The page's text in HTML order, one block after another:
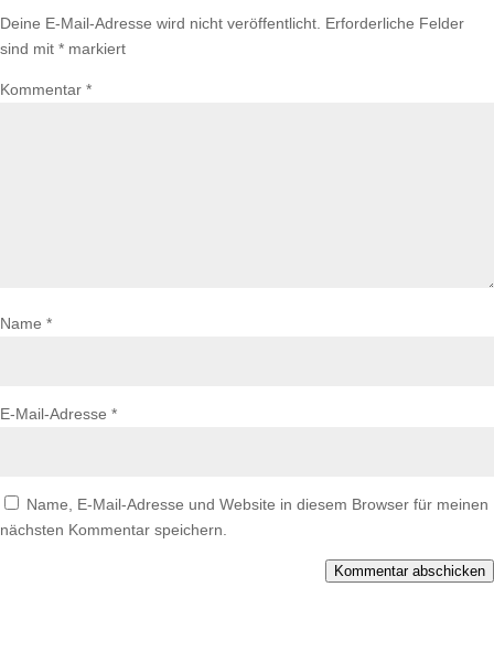
Deine E-Mail-Adresse wird nicht veröffentlicht. Erforderliche Felder
sind mit * markiert
Kommentar *
Name *
E-Mail-Adresse *
Name, E-Mail-Adresse und Website in diesem Browser für meinen
nächsten Kommentar speichern.
Kommentar abschicken